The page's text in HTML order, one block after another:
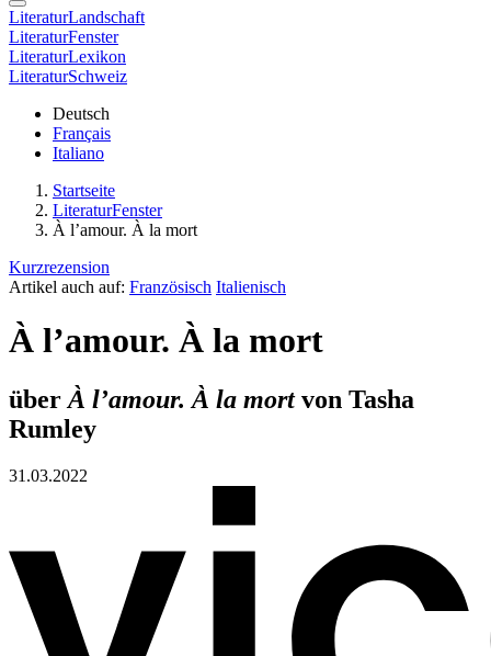
LiteraturLandschaft
LiteraturFenster
LiteraturLexikon
LiteraturSchweiz
Deutsch
Français
Italiano
Startseite
LiteraturFenster
À l’amour. À la mort
Kurzrezension
Artikel auch auf: Französisch Italienisch
À l’amour. À la mort
über À l’amour. À la mortvon Tasha
Rumley
31.03.2022